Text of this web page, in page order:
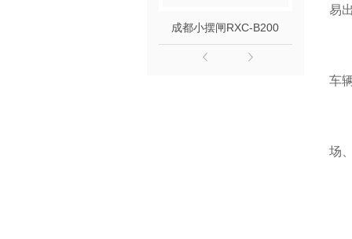
成都小摆闸RXC-B200
易
车
场